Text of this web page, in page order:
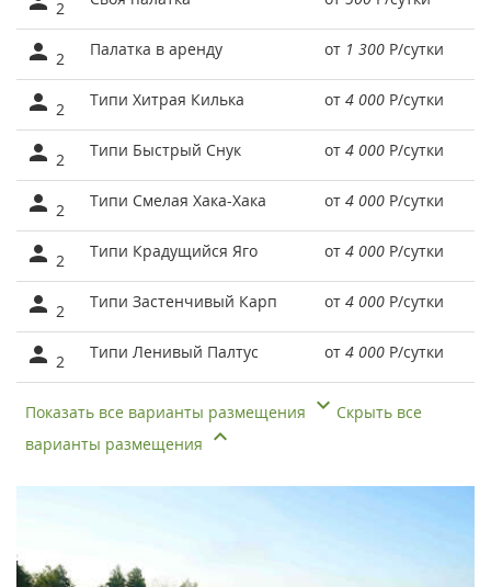
2
2 Палатка в аренду от 1 300 Р/сутки
2 Типи Хитрая Килька от 4 000 Р/сутки
2 Типи Быстрый Снук от 4 000 Р/сутки
2 Типи Смелая Хака-Хака от 4 000 Р/сутки
2 Типи Крадущийся Яго от 4 000 Р/сутки
2 Типи Застенчивый Карп от 4 000 Р/сутки
2 Типи Ленивый Палтус от 4 000 Р/сутки
Показать все варианты размещения
Скрыть все
варианты размещения